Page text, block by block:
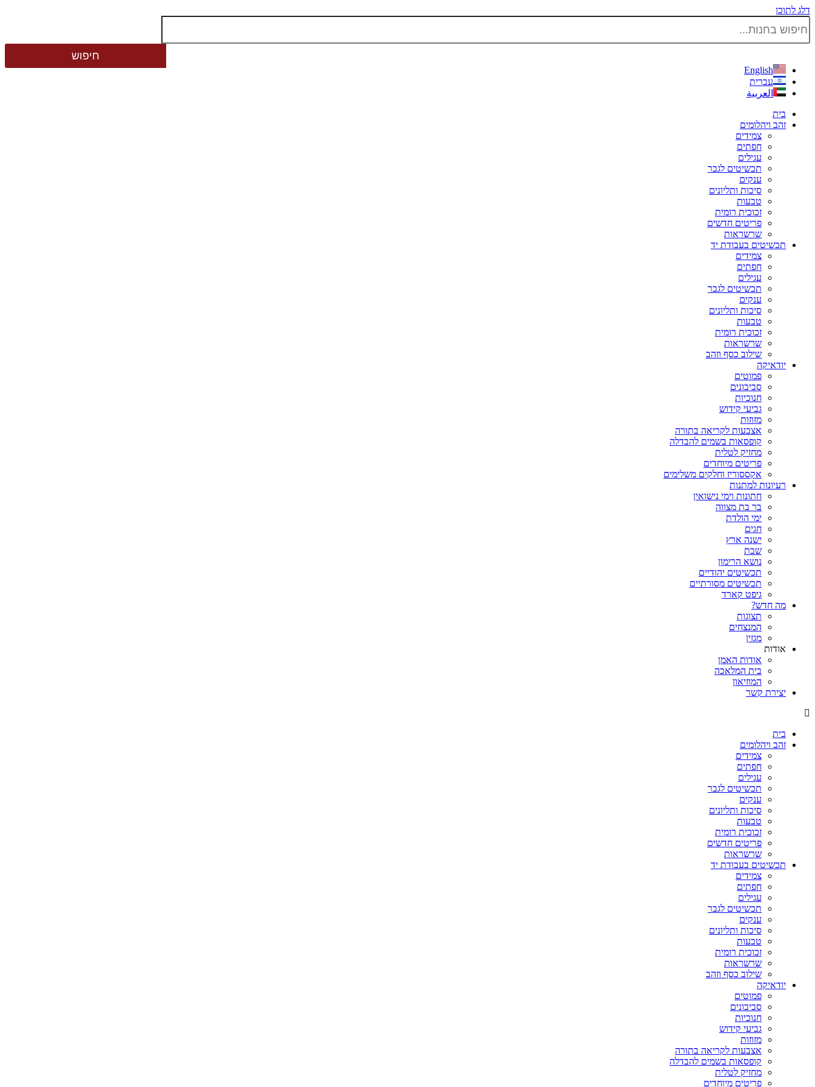
דלג לתוכן
English
עברית
العربية
בית
זהב ויהלומים
צמידים
חפתים
עגילים
תכשיטים לגבר
ענקים
סיכות ותליונים
טבעות
זכוכית רומית
פריטים חדשים
שרשראות
תכשיטים בעבודת יד
צמידים
חפתים
עגילים
תכשיטים לגבר
ענקים
סיכות ותליונים
טבעות
זכוכית רומית
שרשראות
שילוב כסף וזהב
יודאיקה
פמוטים
סביבונים
חנוכיות
גביעי קידוש
מזוזות
אצבעות לקריאה בתורה
קופסאות בשמים להבדלה
מחזיק לטלית
פריטים מיוחדים
אקססוריז וחלקים משלימים
רעיונות למתנות
חתונות וימי נישואין
בר בת מצווה
ימי הולדת
חגים
ישנה ארץ
שבת
נושא הרימון
תכשיטים יהודיים
תכשיטים מסורתיים
גיפט קארד
מה חדש?
תצוגות
המנצחים
מגזין
אודות
אודות האמן
בית המלאכה
המוזיאון
יצירת קשר
בית
זהב ויהלומים
צמידים
חפתים
עגילים
תכשיטים לגבר
ענקים
סיכות ותליונים
טבעות
זכוכית רומית
פריטים חדשים
שרשראות
תכשיטים בעבודת יד
צמידים
חפתים
עגילים
תכשיטים לגבר
ענקים
סיכות ותליונים
טבעות
זכוכית רומית
שרשראות
שילוב כסף וזהב
יודאיקה
פמוטים
סביבונים
חנוכיות
גביעי קידוש
מזוזות
אצבעות לקריאה בתורה
קופסאות בשמים להבדלה
מחזיק לטלית
פריטים מיוחדים